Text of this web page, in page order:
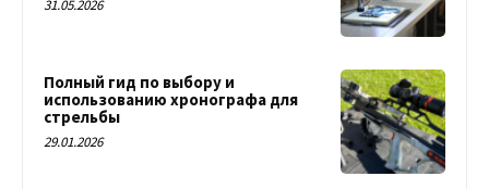
31.05.2026
Полный гид по выбору и
использованию хронографа для
стрельбы
29.01.2026